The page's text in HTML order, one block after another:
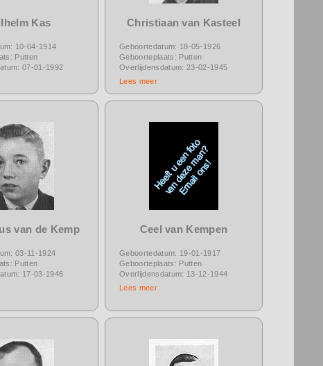
Kas
10-04-1914
Putten
07-01-1992
Christiaan van Kasteel
Geboortedatum: 18-05-1926
Geboorteplaats: Putten
Overlijdensdatum: 23-02-1945
Lees meer
van de Kemp
03-11-1924
Putten
17-03-1946
Ceel van Kempen
Geboortedatum: 19-01-1917
Geboorteplaats: Putten
Overlijdensdatum: 13-12-1944
Lees meer